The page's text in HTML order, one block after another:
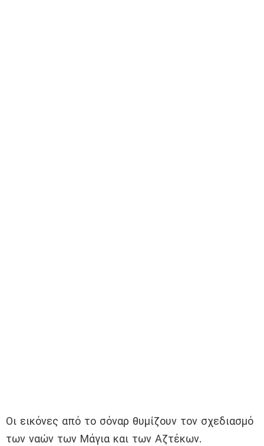
Οι εικόνες από το σόναρ θυμίζουν τον σχεδιασμό
των ναών των Μάγια και των Αζτέκων.